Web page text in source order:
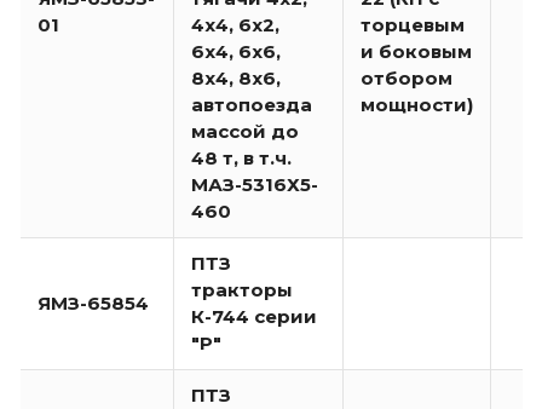
01
4х4, 6х2,
6х4, 6х6,
8х4, 8х6,
автопоезда
массой до
48 т, в т.ч.
МАЗ-5316Х5-
460
торцевым
и боковым
отбором
мощности)
ЯМЗ-65854
ПТЗ
тракторы
К-744 серии
"Р"
ПТЗ